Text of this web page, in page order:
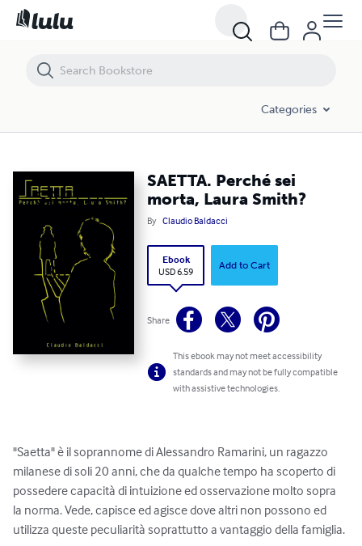
Categories
SAETTA. Perché sei
morta, Laura Smith?
By Claudio Baldacci
Ebook
USD 6.59
Add to Cart
Share
This ebook may not meet accessibility
standards and may not be fully compatible
with assistive technologies.
"Saetta" è il soprannome di Alessandro Ramarini, un ragazzo
milanese di soli 20 anni, che da qualche tempo ha scoperto di
possedere capacità di intuizione ed osservazione molto sopra
la norma. Vede, capisce ed agisce dove altri non possono ed
utilizza queste peculiarità soprattutto a vantaggio della famiglia.
SAETTA. Perché sei morta, Laura Smith?